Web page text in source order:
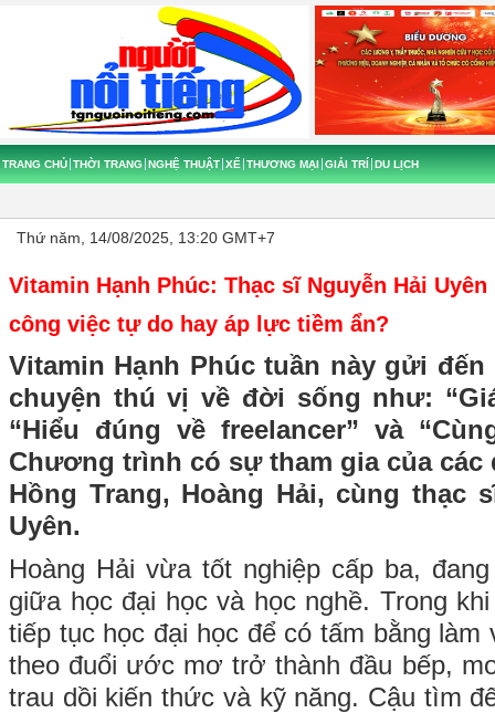
TRANG CHỦ THỜI TRANG NGHỆ THUẬT XẾ THƯƠNG MẠI GIẢI TRÍ DU LỊCH
Thứ năm, 14/08/2025, 13:20 GMT+7
Vitamin Hạnh Phúc: Thạc sĩ Nguyễn Hải
công việc tự do hay áp lực tiềm ẩn?
Vitamin Hạnh Phúc tuần này gửi
chuyện thú vị về đời sống như:
“Hiểu đúng về freelancer” và
Chương trình có sự tham gia của các
Hồng Trang, Hoàng Hải, cùng thạc
Uyên.
Hoàng Hải vừa tốt nghiệp cấp ba,
giữa học đại học và học nghề. Trong
tiếp tục học đại học để có tấm bằng làm
theo đuổi ước mơ trở thành đầu bếp,
trau dồi kiến thức và kỹ năng. Cậu tìm